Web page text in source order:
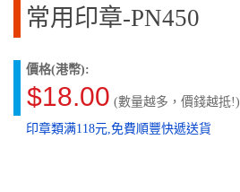
常用印章-PN450
價格(港幣):
$18.00 (數量越多，價錢越抵!)
印章類满118元,免費順豐快遞送貨